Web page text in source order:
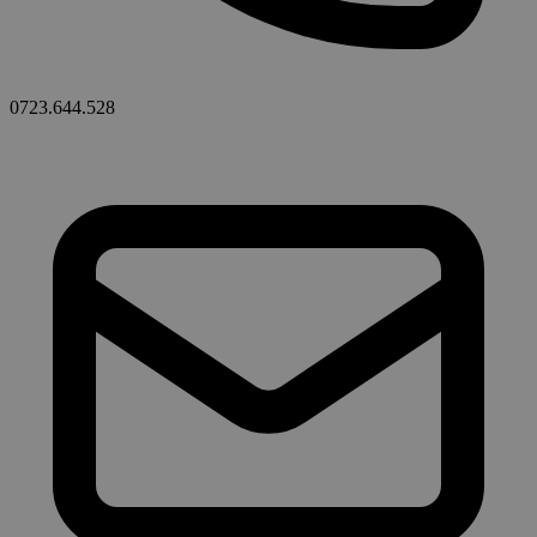
0723.644.528